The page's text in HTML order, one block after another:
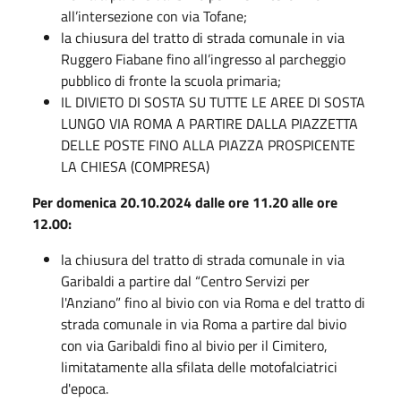
all’intersezione con via Tofane;
la chiusura del tratto di strada comunale in via
Ruggero Fiabane fino all’ingresso al parcheggio
pubblico di fronte la scuola primaria;
IL DIVIETO DI SOSTA SU TUTTE LE AREE DI SOSTA
LUNGO VIA ROMA A PARTIRE DALLA PIAZZETTA
DELLE POSTE FINO ALLA PIAZZA PROSPICENTE
LA CHIESA (COMPRESA)
Per domenica 20.10.2024 dalle ore 11.20 alle ore
12.00:
la chiusura del tratto di strada comunale in via
Garibaldi a partire dal “Centro Servizi per
l'Anziano” fino al bivio con via Roma e del tratto di
strada comunale in via Roma a partire dal bivio
con via Garibaldi fino al bivio per il Cimitero,
limitatamente alla sfilata delle motofalciatrici
d'epoca.